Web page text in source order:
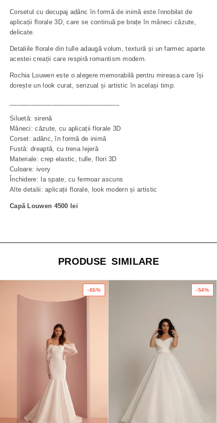
Corsetul cu decupaj adânc în formă de inimă este înnobilat de
aplicații florale 3D, care se continuă pe brațe în mâneci căzute,
delicate.
Detaliile florale din tulle adaugă volum, textură și un farmec aparte
acestei creații care respiră romantism modern.
Rochia Louwen este o alegere memorabilă pentru mireasa care își
dorește un look curat, senzual și artistic în același timp.
Siluetă: sirenă
Mâneci: căzute, cu aplicații florale 3D
Corset: adânc, în formă de inimă
Fustă: dreaptă, cu trena lejeră
Materiale: crep elastic, tulle, flori 3D
Culoare: ivory
Închidere: la spate, cu fermoar ascuns
Alte detalii: aplicații florale, look modern și artistic
Capă Louwen 4500 lei
PRODUSE SIMILARE
-65% -54%